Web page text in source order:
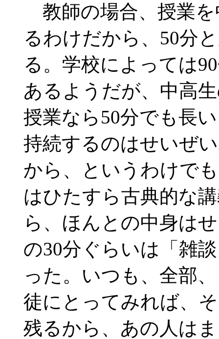
教師の場合、授業を
るわけだから、50分
る。学校によっては
あるようだが、中高
授業なら50分でも長
持続するのはせいぜ
から、というわけで
はひたすら古典的な
ら、ほんとの中身は
の30分ぐらいは「雑
った。いつも、全部
徒にとってみれば、
残るから、あの人は